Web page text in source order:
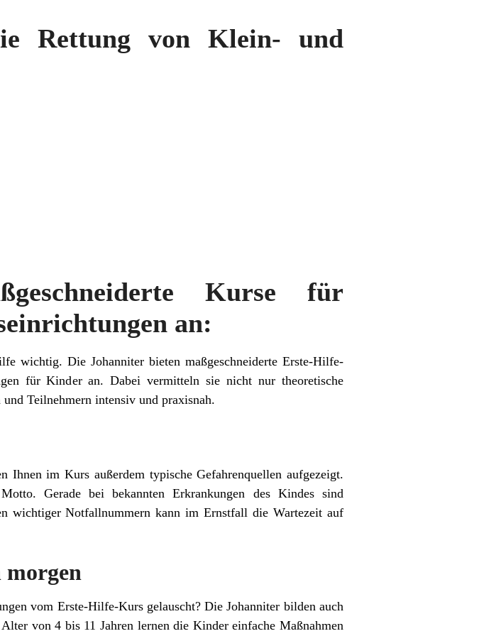
Rettung von Klein- und
Kurse für
an:
wichtig. Die Johanniter bieten maßgeschneiderte Erste-Hilfe-
für Kinder an. Dabei vermitteln sie nicht nur theoretische
Teilnehmern intensiv und praxisnah.
im Kurs außerdem typische Gefahrenquellen aufgezeigt.
Gerade bei bekannten Erkrankungen des Kindes sind
wichtiger Notfallnummern kann im Ernstfall die Wartezeit auf
vom Erste-Hilfe-Kurs gelauscht? Die Johanniter bilden auch
von 4 bis 11 Jahren lernen die Kinder einfache Maßnahmen